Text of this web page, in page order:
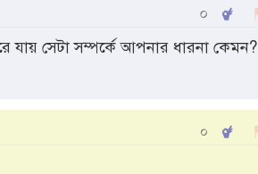
০
যায় সেটা সম্পর্কে আপনার ধারনা কেমন?
০